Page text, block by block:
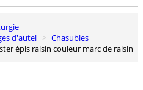
d'autel
Chasubles
épis raisin couleur marc de raisin